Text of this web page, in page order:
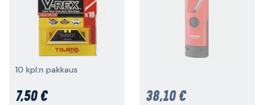
10 kpl:n pakkaus
7,50 € 38,10 €